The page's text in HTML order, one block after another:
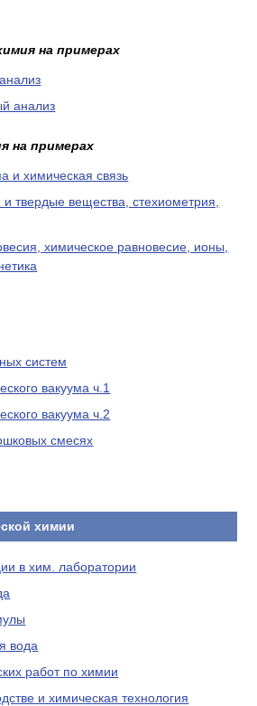
на примерах
анализ
на примерах
и химическая связь
и твердые вещества, стехиометрия,
химическое равновесие, ионы,
систем
вакуума ч.1
вакуума ч.2
смесях
химии
в хим. лаборатории
вода
работ по химии
и химическая технология